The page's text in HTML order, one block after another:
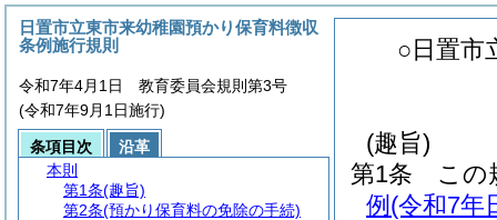
○日置市
(趣旨)
第1条
この
例 (令和7年
日置市立東市来幼稚園預かり保育料徴収
条例施行規則
令和7年4月1日 教育委員会規則第3号
(令和7年9月1日施行)
条項目次
沿革
本則
第1条(趣旨)
第2条(預かり保育料の免除の手続)